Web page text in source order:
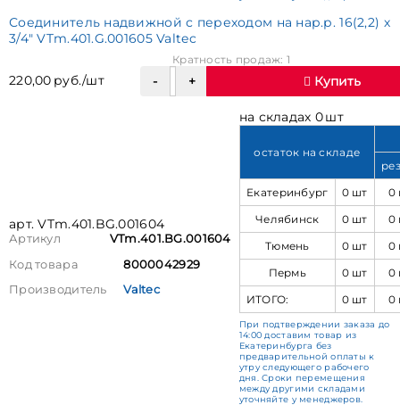
Соединитель надвижной с переходом на нар.р. 16(2,2) х
3/4" VTm.401.G.001605 Valtec
220,00 руб./шт
Кратность продаж: 1
Купить
арт. VTm.401.BG.001604
Артикул
VTm.401.BG.001604
Код товара
8000042929
Производитель
Valtec
на складах 0 шт
остаток на складе
Екатеринбург
0 шт
0
Челябинск
0 шт
0
Тюмень
0 шт
0
Пермь
0 шт
0
ИТОГО:
0 шт 0
При подтверждении заказа до
14:00 доставим товар из
Екатеринбурга без
предварительной оплаты к
утру следующего рабочего
дня. Сроки перемещения
между другими складами
уточняйте у менеджеров.